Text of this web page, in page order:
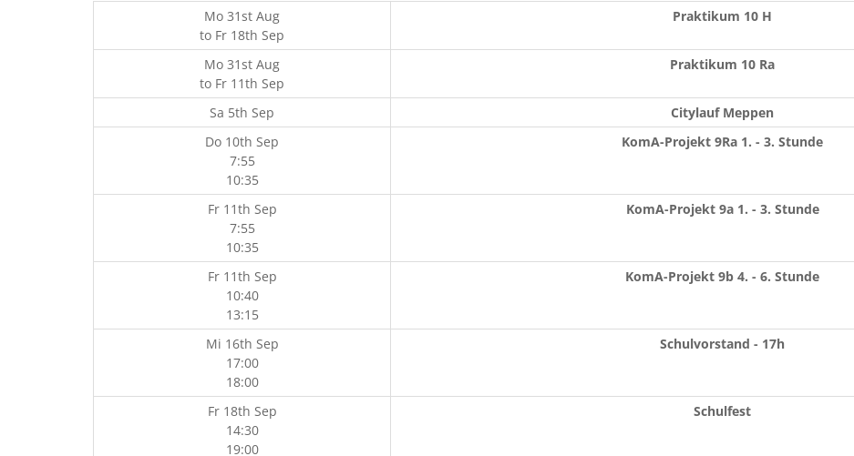
Mo 31st Aug
to Fr 18th Sep
Praktikum 10 H
Mo 31st Aug
to Fr 11th Sep
Praktikum 10 Ra
Sa 5th Sep
Citylauf Meppen
Do 10th Sep
7:55
10:35
KomA-Projekt 9Ra 1. - 3. Stunde
Fr 11th Sep
7:55
10:35
KomA-Projekt 9a 1. - 3. Stunde
Fr 11th Sep
10:40
13:15
KomA-Projekt 9b 4. - 6. Stunde
Mi 16th Sep
17:00
18:00
Schulvorstand - 17h
Fr 18th Sep
14:30
19:00
Schulfest